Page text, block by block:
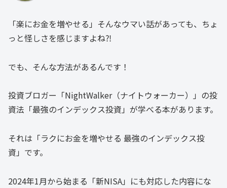
「楽にお金を増やせる」そんなウマい話があっても、ちょ
っと怪しさを感じますよね⁈
でも、そんな方法があるんです！
投資ブロガー「NightWalker（ナイトウォーカー）」の投
資法「最強のインデックス投資」が学べる本があります。
それは「ラクにお金を増やせる 最強のインデックス投
資」です。
2024年1月から始まる「新NISA」にも対応した内容にな